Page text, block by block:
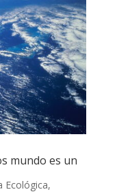
mundo es un
Ecológica,